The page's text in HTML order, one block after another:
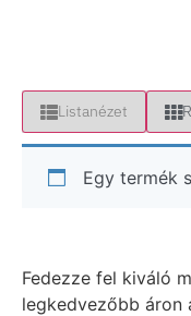
Listanézet
Egy termék
Fedezze fel kiváló
legkedvezőbb áron